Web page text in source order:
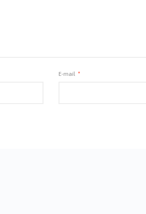
E-mail *